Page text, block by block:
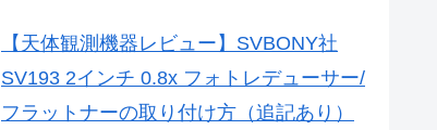
【天体観測機器レビュー】SVBONY社
SV193 2インチ 0.8x フォトレデューサー/
フラットナーの取り付け方（追記あり）